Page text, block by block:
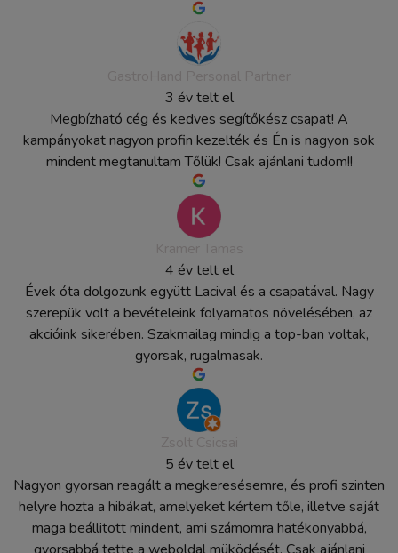
3 év telt el
Megbízható cég és kedves segítőkész csapat! A
kampányokat nagyon profin kezelték és Én is nagyon sok
mindent megtanultam Tőlük! Csak ajánlani tudom!!
4 év telt el
Évek óta dolgozunk együtt Lacival és a csapatával. Nagy
szerepük volt a bevételeink folyamatos növelésében, az
akcióink sikerében. Szakmailag mindig a top-ban voltak,
gyorsak, rugalmasak.
5 év telt el
Nagyon gyorsan reagált a megkeresésemre, és profi szinten
helyre hozta a hibákat, amelyeket kértem tőle, illetve saját
maga beállitott mindent, ami számomra hatékonyabbá,